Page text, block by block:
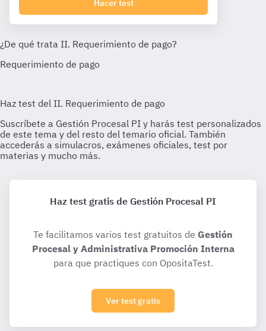
Hacer test
Haz test gratis de Gestión Procesal PI
Te facilitamos varios test gratuitos de Gestión
Procesal y Administrativa Promoción Interna
para que practiques con OpositaTest.
Ver test gratis